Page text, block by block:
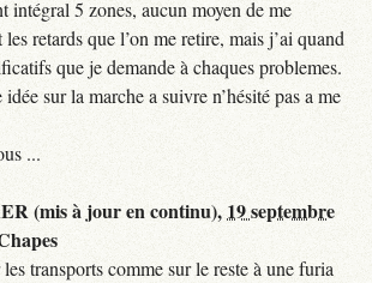
intégral 5 zones, aucun moyen de me
retards que l’on me retire, mais j’ai quand
que je demande à chaques problemes.
sur la marche a suivre n’hésité pas a me
...
(mis à jour en continu), 19 septembre
transports comme sur le reste à une furia